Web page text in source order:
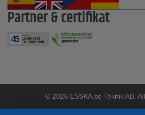
Partner & certifikat
© 2026 ESSKA.se Teknik AB.